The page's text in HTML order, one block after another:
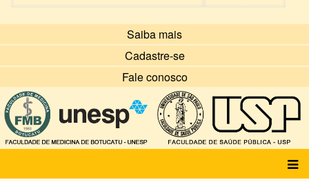
de
usuário
Saiba mais
Cadastre-se
Fale conosco